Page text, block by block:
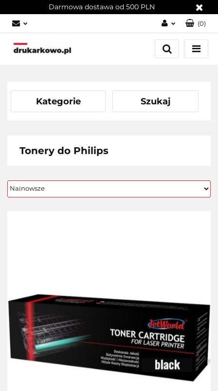
Darmowa dostawa od 500 PLN
Zaloguj się
Załóż konto
(0)
Kategorie Szukaj
Tonery do Philips